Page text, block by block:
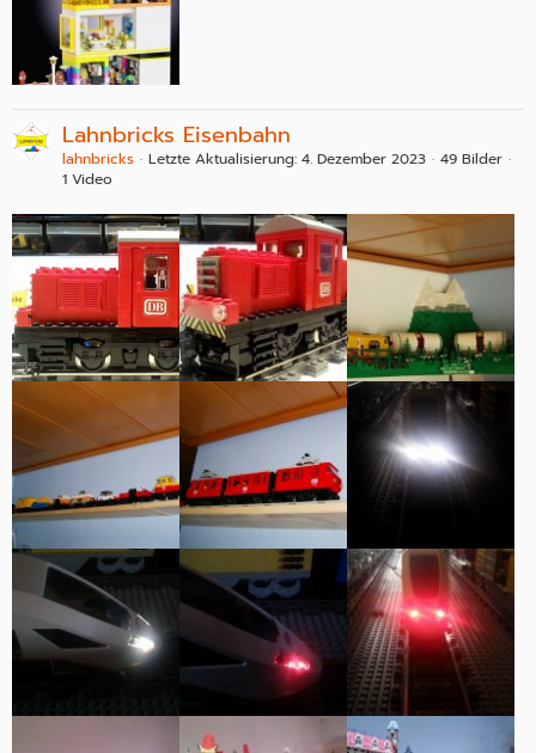
Lahnbricks Eisenbahn
lahnbricks Letzte Aktualisierung: 4. Dezember 2023
49 Bilder
1 Video